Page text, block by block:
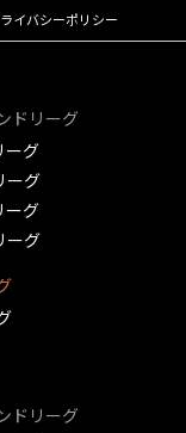
イバシーポリシー
ドリーグ
ーグ
ーグ
ーグ
ーグ
ドリーグ